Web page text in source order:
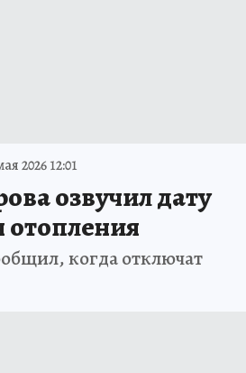
2026 12:01
озвучил дату
когда отключат